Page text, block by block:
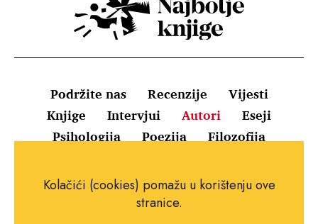
Podržite nas Recenzije
Vijesti
Knjige
Intervjui Autori
Eseji
Psihologija
Poezija Filozofija
Uvjeti korištenja
Pravila o kolačićima
Impressum
Kolačići (cookies) pomažu u korištenju ove
stranice.